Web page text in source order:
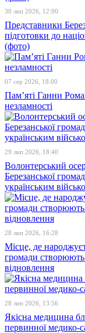
30 лип 2026, 12:00
Представники
підготовки до
(фото)
07 сер 2026, 18:00
Пам’яті Ганни
незламності
29 лип 2026, 18:40
Волонтерський
Березанської
українським
28 лип 2026, 16:28
Місце, де
громади створюють
відновлення
28 лип 2026, 13:56
Якісна медицина
первинної медико-